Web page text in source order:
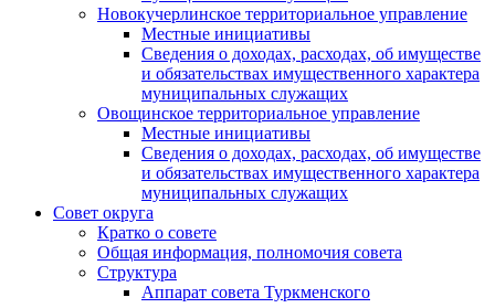
Новокучерлинское территориальное управление
Местные инициативы
Сведения о доходах, расходах, об имуществе
и обязательствах имущественного характера
муниципальных служащих
Овощинское территориальное управление
Местные инициативы
Сведения о доходах, расходах, об имуществе
и обязательствах имущественного характера
муниципальных служащих
Совет округа
Кратко о совете
Общая информация, полномочия совета
Структура
Аппарат совета Туркменского